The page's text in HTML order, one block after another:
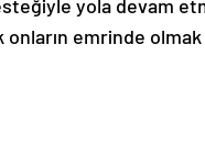
yola devam
emrinde olmak